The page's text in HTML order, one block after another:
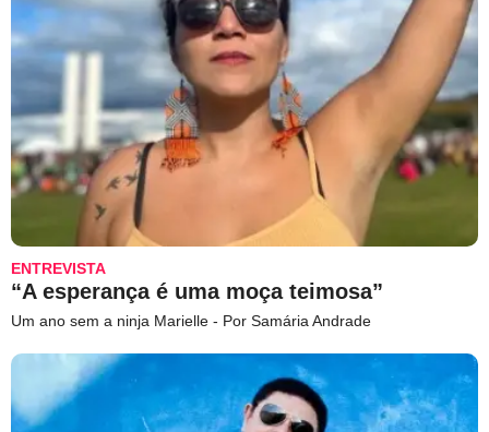
ENTREVISTA
“A esperança é uma moça teimosa”
Um ano sem a ninja Marielle - Por Samária Andrade